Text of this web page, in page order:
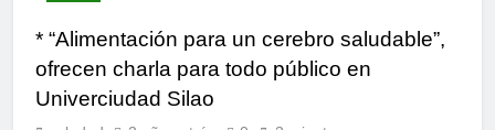
* “Alimentación para un cerebro saludable”,
ofrecen charla para todo público en
Univerciudad Silao